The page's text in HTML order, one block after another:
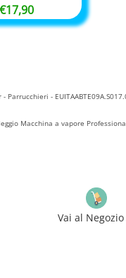
€17,90Fascia
di
a
€17,90
-
Macchina a vapore
Vai al Negozio